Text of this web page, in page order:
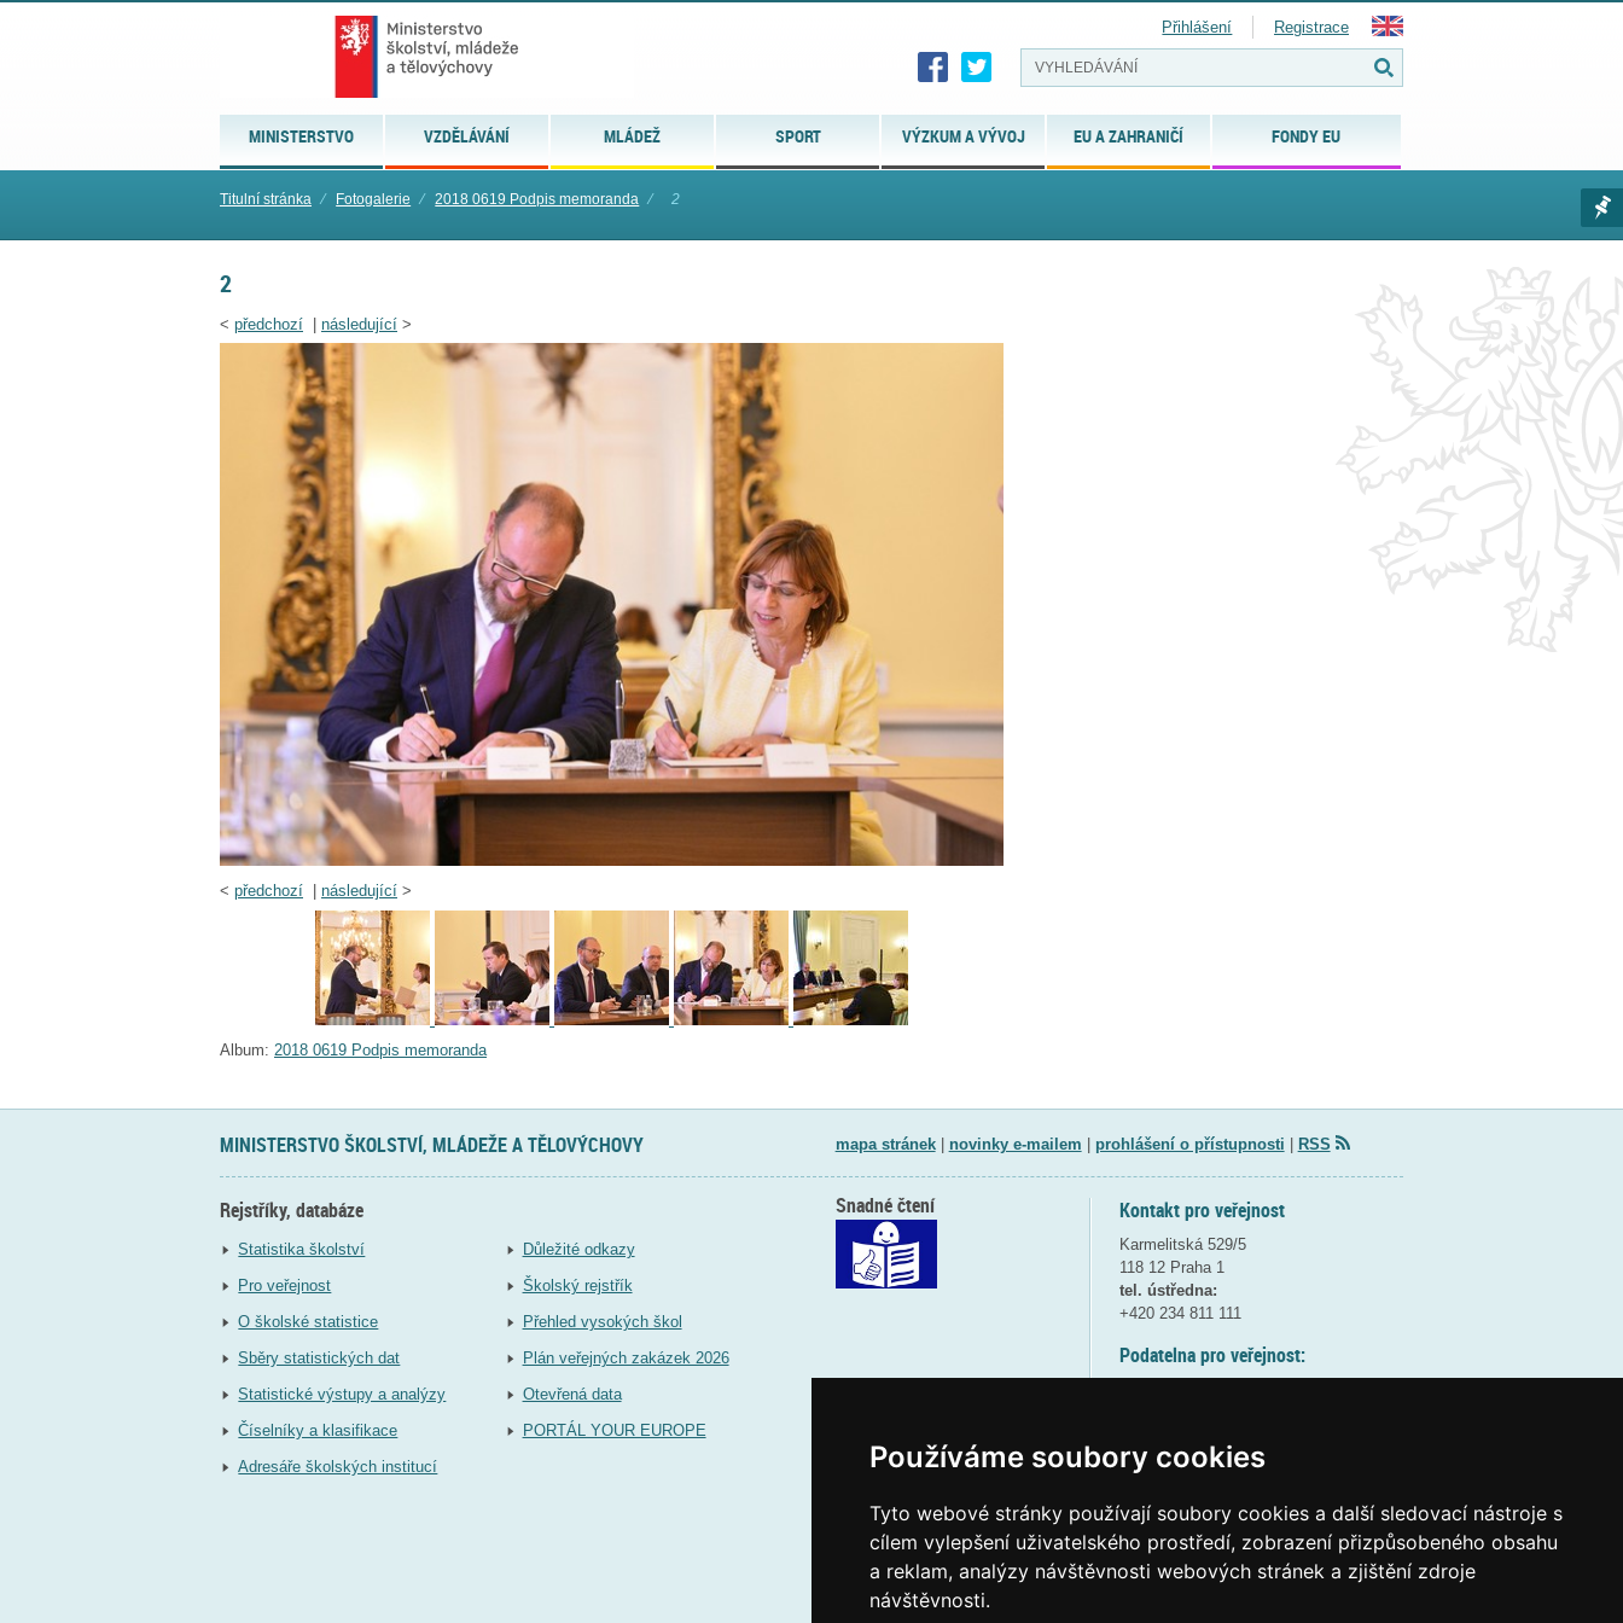
Používáme soubory cookies
Tyto webové stránky používají soubory cookies a další sledovací nástroje s
cílem vylepšení uživatelského prostředí, zobrazení přizpůsobeného obsahu
a reklam, analýzy návštěvnosti webových stránek a zjištění zdroje
návštěvnosti.
MINISTERSTVO VZDĚLÁVÁNÍ MLÁDEŽ SPORT VÝZKUM A VÝVOJ EU A ZAHRANIČÍ FONDY EU
Přihlášení Registrace
Titulní stránka ⁄ Fotogalerie ⁄ 2018 0619 Podpis memoranda ⁄ 2
2
< předchozí následující >
< předchozí následující >
Album: 2018 0619 Podpis memoranda
MINISTERSTVO ŠKOLSTVÍ, MLÁDEŽE A TĚLOVÝCHOVY mapa stránek| novinky e-mailem prohlášení o přístupnosti RSS
Rejstříky, databáze
Statistika školství
Pro veřejnost
O školské statistice
Sběry statistických dat
Statistické výstupy a analýzy
Číselníky a klasifikace
Adresáře školských institucí
Důležité odkazy
Školský rejstřík
Přehled vysokých škol
Plán veřejných zakázek 2026
Otevřená data
PORTÁL YOUR EUROPE
Kontakt pro veřejnost
Karmelitská 529/5
118 12 Praha 1
tel. ústředna:
+420 234 811 111
Podatelna pro veřejnost:
(více informací
Elektronická podatelna:
posta@msmtgov cz
Snadné čtení